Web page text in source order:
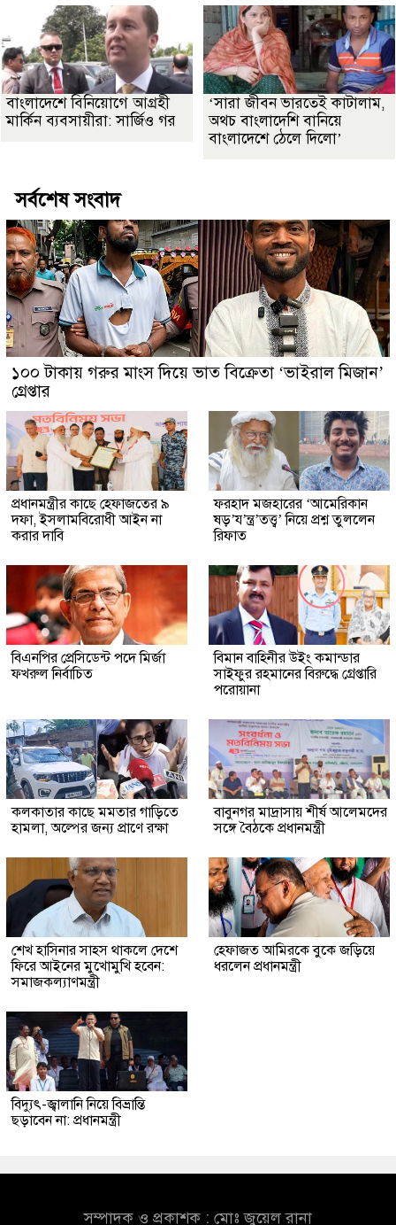
বাংলাদেশে বিনিয়োগে আগ্রহী
মার্কিন ব্যবসায়ীরা: সার্জিও গর
‘সারা জীবন ভারতেই কাটালাম,
অথচ বাংলাদেশি বানিয়ে
বাংলাদেশে ঠেলে দিলো’
সর্বশেষ সংবাদ
১০০ টাকায় গরুর মাংস দিয়ে ভাত বিক্রেতা ‘ভাইরাল মিজান’
গ্রেপ্তার
প্রধানমন্ত্রীর কাছে হেফাজতের ৯
দফা, ইসলামবিরোধী আইন না
করার দাবি
ফরহাদ মজহারের ‘আমেরিকান
ষড়’য’ন্ত্র’তত্ত্ব’ নিয়ে প্রশ্ন তুললেন
রিফাত
বিএনপির প্রেসিডেন্ট পদে মির্জা
ফখরুল নির্বাচিত
বিমান বাহিনীর উইং কমান্ডার
সাইফুর রহমানের বিরুদ্ধে গ্রেপ্তারি
পরোয়ানা
কলকাতার কাছে মমতার গাড়িতে
হামলা, অল্পের জন্য প্রাণে রক্ষা
বাবুনগর মাদ্রাসায় শীর্ষ আলেমদের
সঙ্গে বৈঠকে প্রধানমন্ত্রী
শেখ হাসিনার সাহস থাকলে দেশে
ফিরে আইনের মুখোমুখি হবেন:
সমাজকল্যাণমন্ত্রী
হেফাজত আমিরকে বুকে জড়িয়ে
ধরলেন প্রধানমন্ত্রী
বিদ্যুৎ-জ্বালানি নিয়ে বিভ্রান্তি
ছড়াবেন না: প্রধানমন্ত্রী
সম্পাদক ও প্রকাশক : মোঃ জুয়েল রানা